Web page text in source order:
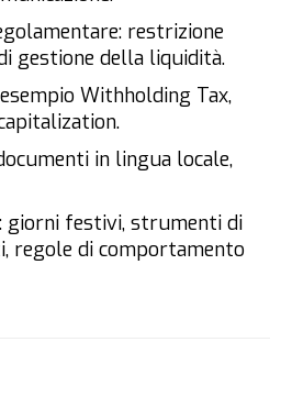
restrizione
gestione della liquidità.
Withholding Tax,
in lingua locale,
giorni festivi, strumenti di
regole di comportamento